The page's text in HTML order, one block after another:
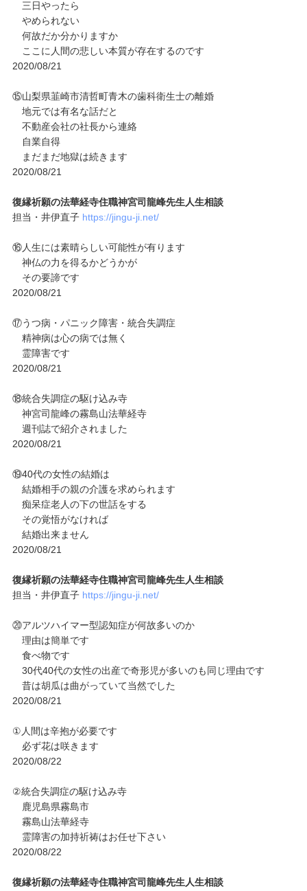
三日やったら
やめられない
何故だか分かりますか
ここに人間の悲しい本質が存在するのです
2020/08/21
⑮山梨県韮崎市清哲町青木の歯科衛生士の離婚
地元では有名な話だと
不動産会社の社長から連絡
自業自得
まだまだ地獄は続きます
2020/08/21
復縁祈願の法華経寺住職神宮司龍峰先生人生相談
担当・井伊直子 https://jingu-ji.net/
⑯人生には素晴らしい可能性が有ります
神仏の力を得るかどうかが
その要諦です
2020/08/21
⑰うつ病・パニック障害・統合失調症
精神病は心の病では無く
霊障害です
2020/08/21
⑱統合失調症の駆け込み寺
神宮司龍峰の霧島山法華経寺
週刊誌で紹介されました
2020/08/21
⑲40代の女性の結婚は
結婚相手の親の介護を求められます
痴呆症老人の下の世話をする
その覚悟がなければ
結婚出来ません
2020/08/21
復縁祈願の法華経寺住職神宮司龍峰先生人生相談
担当・井伊直子 https://jingu-ji.net/
⑳アルツハイマー型認知症が何故多いのか
理由は簡単です
食べ物です
30代40代の女性の出産で奇形児が多いのも同じ理由です
昔は胡瓜は曲がっていて当然でした
2020/08/21
①人間は辛抱が必要です
必ず花は咲きます
2020/08/22
②統合失調症の駆け込み寺
鹿児島県霧島市
霧島山法華経寺
霊障害の加持祈祷はお任せ下さい
2020/08/22
復縁祈願の法華経寺住職神宮司龍峰先生人生相談